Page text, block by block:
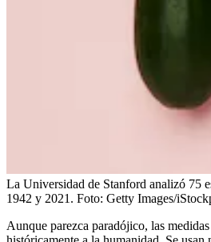
La Universidad de Stanford analizó 75
1942 y 2021. Foto: Getty Images/
Aunque parezca paradójico, las